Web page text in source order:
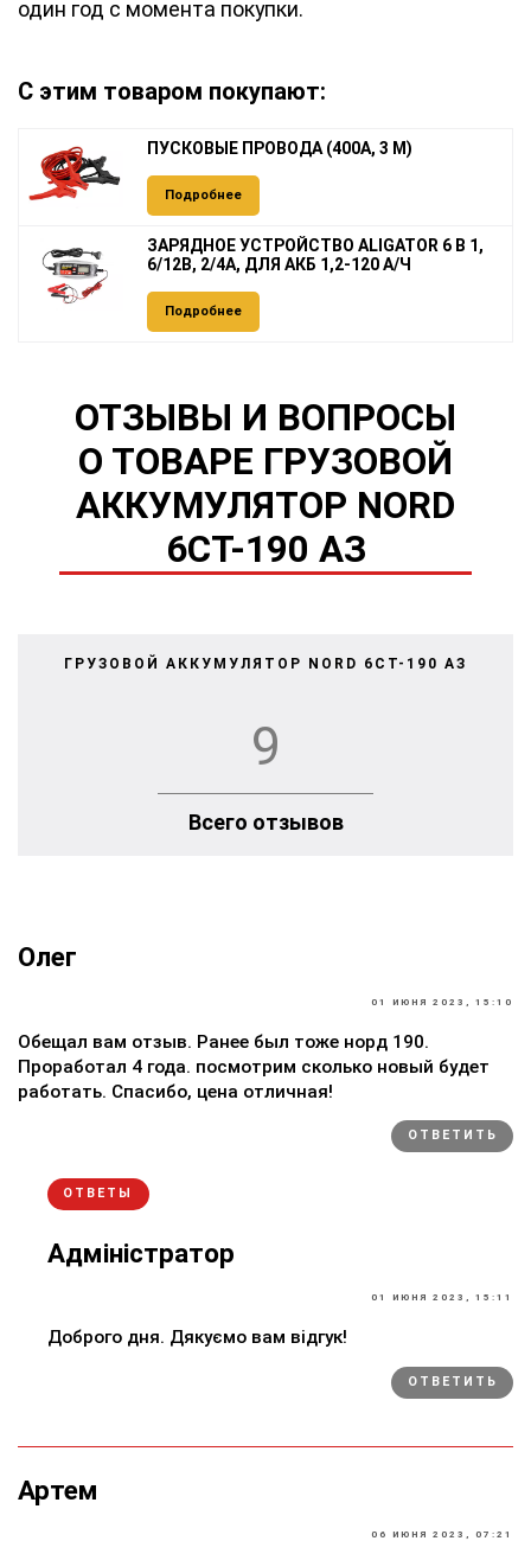
один год с момента покупки.
С этим товаром покупают:
ПУСКОВЫЕ ПРОВОДА (400А, 3 М)
Подробнее
ЗАРЯДНОЕ УСТРОЙСТВО ALIGATOR 6 В 1,
6/12В, 2/4А, ДЛЯ АКБ 1,2-120 А/Ч
Подробнее
ОТЗЫВЫ И ВОПРОСЫ
О ТОВАРЕ ГРУЗОВОЙ
АККУМУЛЯТОР NORD
6СТ-190 АЗ
ГРУЗОВОЙ АККУМУЛЯТОР NORD 6СТ-190 АЗ
9
Всего отзывов
Олег
01 ИЮНЯ 2023, 15:10
Обещал вам отзыв. Ранее был тоже норд 190.
Проработал 4 года. посмотрим сколько новый будет
работать. Спасибо, цена отличная!
ОТВЕТИТЬ
ОТВЕТЫ
Адміністратор
01 ИЮНЯ 2023, 15:11
Доброго дня. Дякуємо вам відгук!
ОТВЕТИТЬ
Артем
06 ИЮНЯ 2023, 07:21